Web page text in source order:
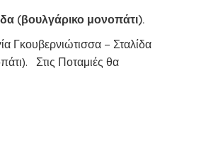
(βουλγάρικο μονοπάτι).
Γκουβερνιώτισσα – Σταλίδα
Στις Ποταμιές θα